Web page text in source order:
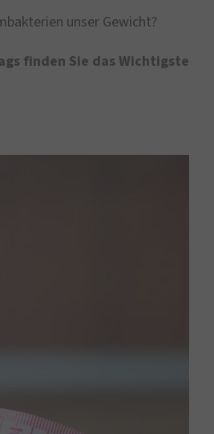
unser Gewicht?
finden Sie das Wichtigste